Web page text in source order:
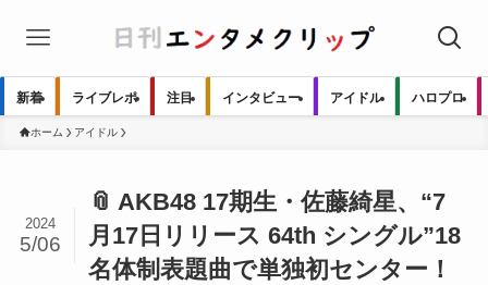
新着 ライブレポ 注目 インタビュー アイドル ハロプロ
ホーム アイドル
📎 AKB48 17期生・佐藤綺星、“7
月17日リリース 64th シングル”18
名体制表題曲で単独初センター！
2024
5/06